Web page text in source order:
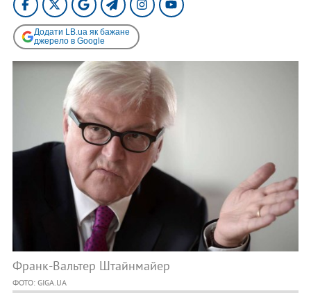
Додати LB.ua як бажане
джерело в Google
Франк-Вальтер Штайнмайер
ФОТО: GIGA.UA